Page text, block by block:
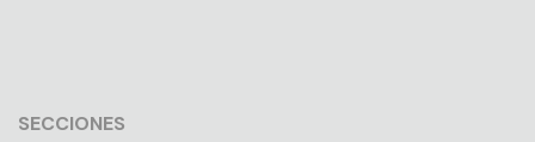
SECCIONES